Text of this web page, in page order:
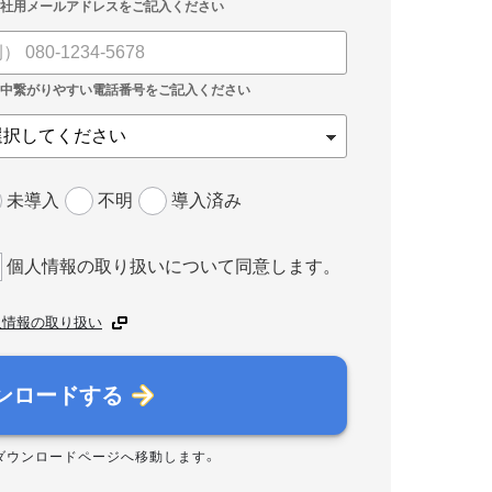
未導入 不明 導入済み
個人情報の取り扱いについて同意します。
報の取り扱い
ロードする
ウンロードページへ移動します。